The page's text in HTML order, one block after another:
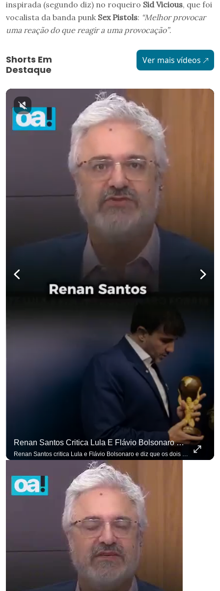
inspirada (segundo diz) no roqueiro Sid Vicious, que foi
vocalista da banda punk Sex Pistols: “Melhor provocar
uma reação do que reagir a uma provocação”.
Shorts Em
Destaque
Ver mais vídeos
Renan Santos Critica Lula E Flávio Bolsonaro E Diz Que Os Dois São Lados Da Mesma Moeda.